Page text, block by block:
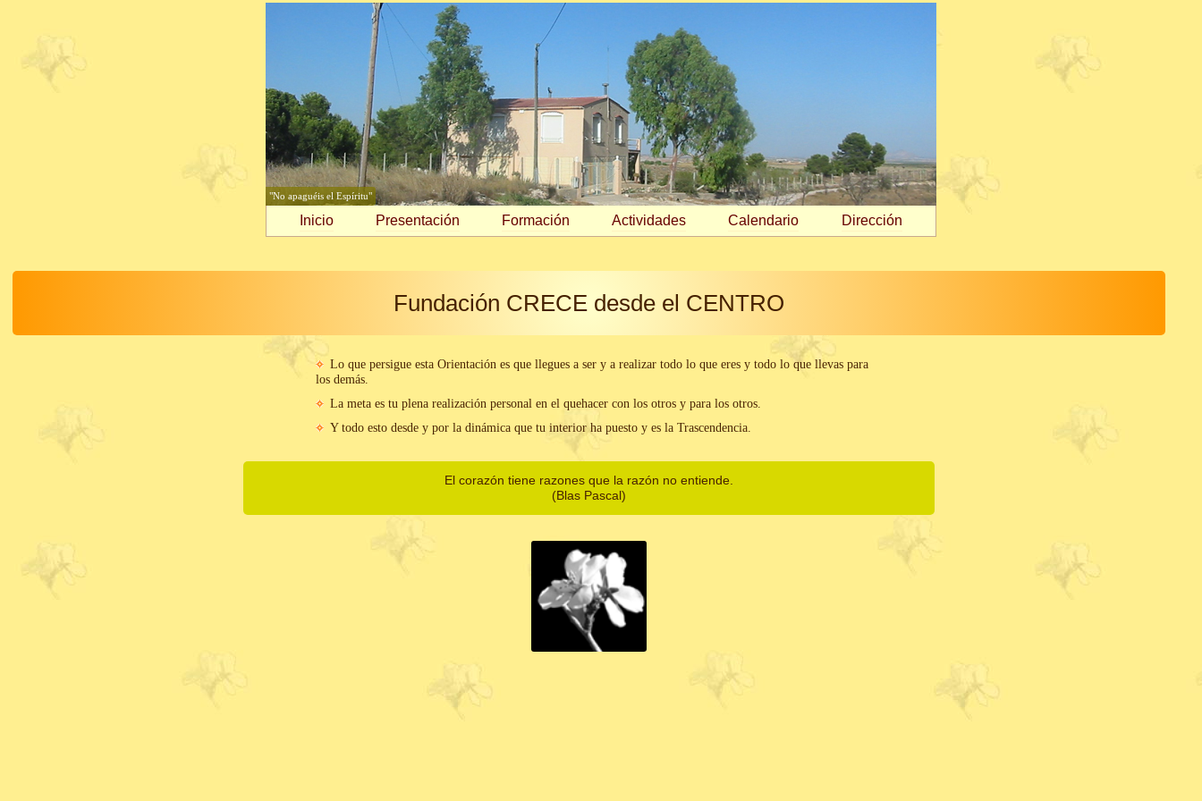
"No apaguéis el Espíritu"
Inicio Presentación Formación Actividades Calendario Dirección
Fundación CRECE desde el CENTRO
Lo que persigue esta Orientación es que llegues a ser y a realizar todo lo que eres y todo lo que llevas para
los demás.
La meta es tu plena realización personal en el quehacer con los otros y para los otros.
Y todo esto desde y por la dinámica que tu interior ha puesto y es la Trascendencia.
El corazón tiene razones que la razón no entiende.
(Blas Pascal)